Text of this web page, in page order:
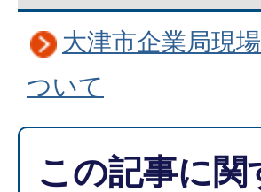
大津市企業局現
ついて
この記事に